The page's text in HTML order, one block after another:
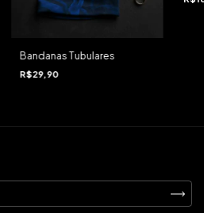
Bandanas Tubulares
R$29,90